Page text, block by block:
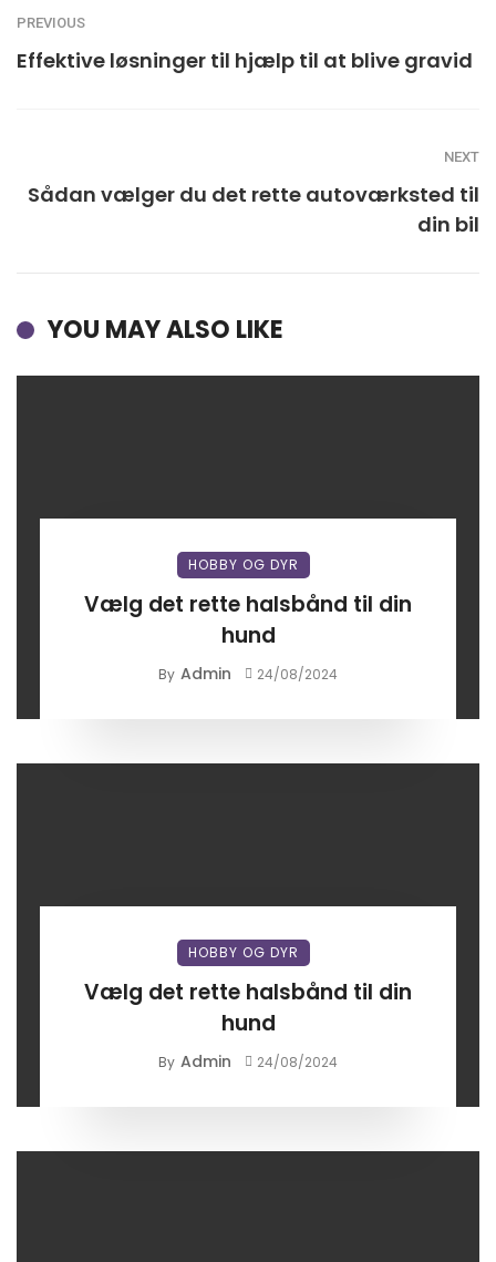
PREVIOUS
Effektive løsninger til hjælp til at blive gravid
NEXT
Sådan vælger du det rette autoværksted til
din bil
YOU MAY ALSO LIKE
HOBBY OG DYR
Vælg det rette halsbånd til din
hund
By Admin 24/08/2024
HOBBY OG DYR
Vælg det rette halsbånd til din
hund
By Admin 24/08/2024